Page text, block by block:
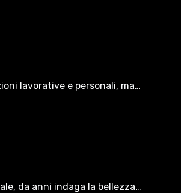
lavorative e personali, ma…
da anni indaga la bellezza…